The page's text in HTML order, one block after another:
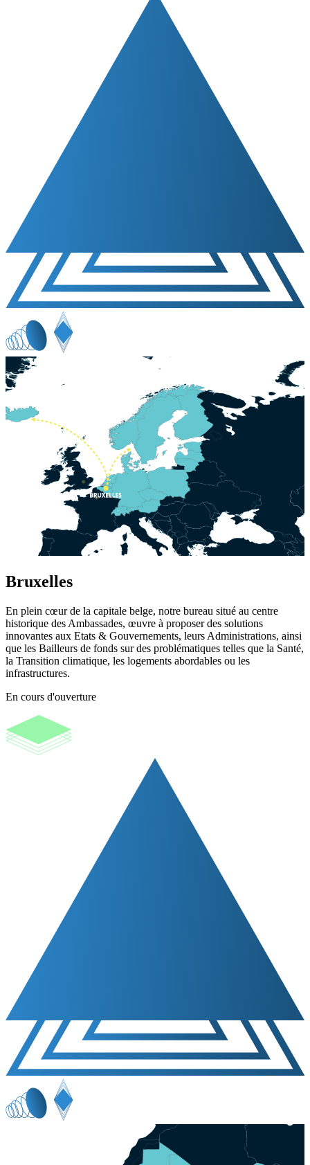
Bruxelles
En plein cœur de la capitale belge, notre bureau situé au centre
historique des Ambassades, œuvre à proposer des solutions
innovantes aux Etats & Gouvernements, leurs Administrations, ainsi
que les Bailleurs de fonds sur des problématiques telles que la Santé,
la Transition climatique, les logements abordables ou les
infrastructures.
En cours d'ouverture